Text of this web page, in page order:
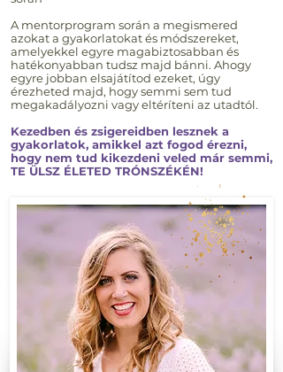
A mentorprogram során a megismered
azokat a gyakorlatokat és módszereket,
amelyekkel egyre magabiztosabban és
hatékonyabban tudsz majd bánni. Ahogy
egyre jobban elsajátítod ezeket, úgy
érezheted majd, hogy semmi sem tud
megakadályozni vagy eltéríteni az utadtól.
Kezedben és zsigereidben lesznek a
gyakorlatok, amikkel azt fogod érezni,
hogy nem tud kikezdeni veled már semmi,
TE ÜLSZ ÉLETED TRÓNSZÉKÉN!